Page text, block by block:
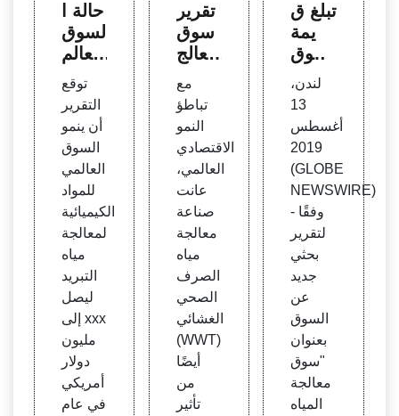
حالة ا
لسوق
العالم
ية للم
واد ال
كيميا
ئية لم
عالجة
مياه ال
تبريد
توقع
التقرير
أن ينمو
السوق
العالمي
للمواد
الكيميائية
لمعالجة
مياه
التبريد
ليصل
إلى xxx
مليون
دولار
أمريكي
في عام
تقرير
سوق
معالج
الصر
ف ال
صحي
الغشا
ئي
(WW
T) الع
المي
مع
تباطؤ
النمو
الاقتصادي
العالمي،
عانت
صناعة
معالجة
مياه
الصرف
الصحي
الغشائي
(WWT)
أيضًا
من
تأثير
تبلغ ق
يمة
سوق
معالج
ة المي
اه ومي
اه الص
رف ال
صحي
211.3
مليار
دولار
لندن،
13
أغسطس
2019
(GLOBE
NEWSWIRE)
- وفقًا
لتقرير
بحثي
جديد
عن
السوق
بعنوان
"سوق
معالجة
المياه